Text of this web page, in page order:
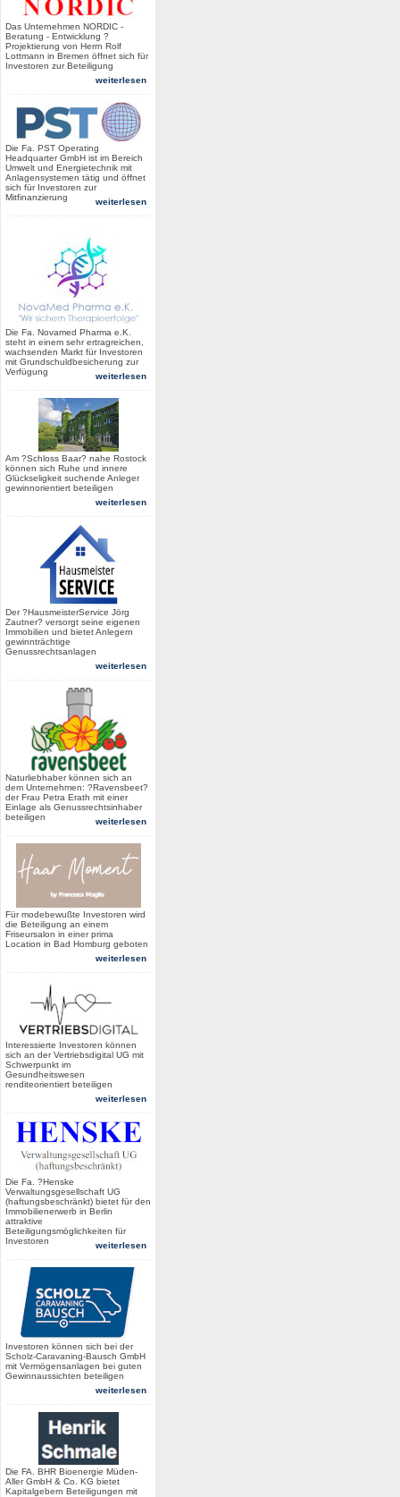
Das Unternehmen NORDIC -
Beratung - Entwicklung ?
Projektierung von Herrn Rolf
Lottmann in Bremen öffnet sich für
Investoren zur Beteiligung
weiterlesen
Die Fa. PST Operating
Headquarter GmbH ist im Bereich
Umwelt und Energietechnik mit
Anlagensystemen tätig und öffnet
sich für Investoren zur
Mitfinanzierung
weiterlesen
Die Fa. Novamed Pharma e.K.
steht in einem sehr ertragreichen,
wachsenden Markt für Investoren
mit Grundschuldbesicherung zur
Verfügung
weiterlesen
Am ?Schloss Baar? nahe Rostock
können sich Ruhe und innere
Glückseligkeit suchende Anleger
gewinnorientiert beteiligen
weiterlesen
Der ?HausmeisterService Jörg
Zautner? versorgt seine eigenen
Immobilien und bietet Anlegern
gewinnträchtige
Genussrechtsanlagen
weiterlesen
Naturliebhaber können sich an
dem Unternehmen: ?Ravensbeet?
der Frau Petra Erath mit einer
Einlage als Genussrechtsinhaber
beteiligen
weiterlesen
Für modebewußte Investoren wird
die Beteiligung an einem
Friseursalon in einer prima
Location in Bad Homburg geboten
weiterlesen
Interessierte Investoren können
sich an der Vertriebsdigital UG mit
Schwerpunkt im
Gesundheitswesen
renditeorientiert beteiligen
weiterlesen
Die Fa. ?Henske
Verwaltungsgesellschaft UG
(haftungsbeschränkt) bietet für den
Immobilienerwerb in Berlin
attraktive
Beteiligungsmöglichkeiten für
Investoren
weiterlesen
Investoren können sich bei der
Scholz-Caravaning-Bausch GmbH
mit Vermögensanlagen bei guten
Gewinnaussichten beteiligen
weiterlesen
Die FA. BHR Bioenergie Müden-
Aller GmbH & Co. KG bietet
Kapitalgebern Beteiligungen mit